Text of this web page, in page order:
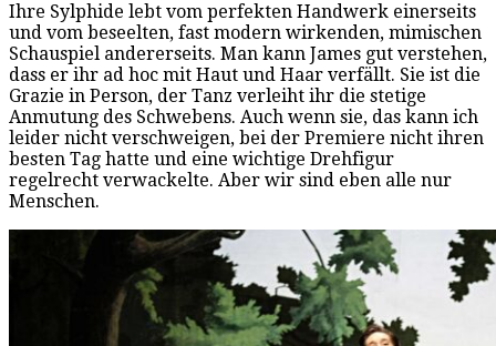
Ihre Sylphide lebt vom perfekten Handwerk einerseits
und vom beseelten, fast modern wirkenden, mimischen
Schauspiel andererseits. Man kann James gut verstehen,
dass er ihr ad hoc mit Haut und Haar verfällt. Sie ist die
Grazie in Person, der Tanz verleiht ihr die stetige
Anmutung des Schwebens. Auch wenn sie, das kann ich
leider nicht verschweigen, bei der Premiere nicht ihren
besten Tag hatte und eine wichtige Drehfigur
regelrecht verwackelte. Aber wir sind eben alle nur
Menschen.